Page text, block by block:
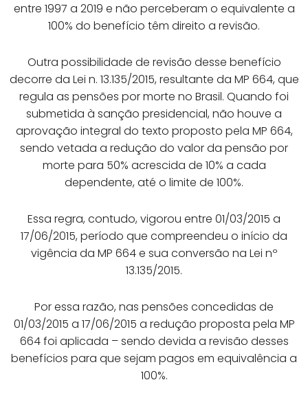
entre 1997 a 2019 e não perceberam o equivalente a
100% do benefício têm direito a revisão.
Outra possibilidade de revisão desse benefício
decorre da Lei n. 13.135/2015, resultante da MP 664, que
regula as pensões por morte no Brasil. Quando foi
submetida à sanção presidencial, não houve a
aprovação integral do texto proposto pela MP 664,
sendo vetada a redução do valor da pensão por
morte para 50% acrescida de 10% a cada
dependente, até o limite de 100%.
Essa regra, contudo, vigorou entre 01/03/2015 a
17/06/2015, período que compreendeu o início da
vigência da MP 664 e sua conversão na Lei nº
13.135/2015.
Por essa razão, nas pensões concedidas de
01/03/2015 a 17/06/2015 a redução proposta pela MP
664 foi aplicada – sendo devida a revisão desses
benefícios para que sejam pagos em equivalência a
100%.